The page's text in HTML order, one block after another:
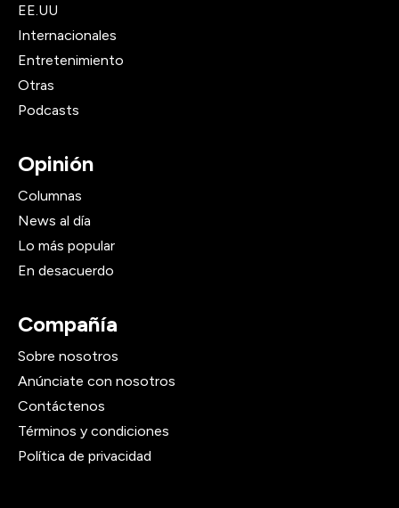
EE.UU
Internacionales
Entretenimiento
Otras
Podcasts
Opinión
Columnas
News al día
Lo más popular
En desacuerdo
Compañía
Sobre nosotros
Anúnciate con nosotros
Contáctenos
Términos y condiciones
Política de privacidad